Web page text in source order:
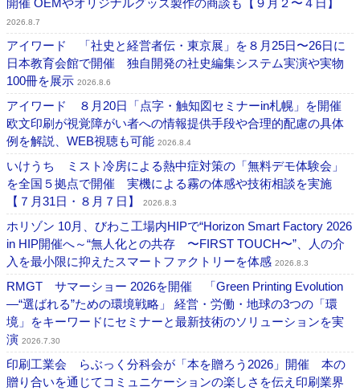
2026.8.7
アイワード 「社史と経営者伝・東京展」を８月25日〜26日に
日本教育会館で開催 独自開発の社史編集システム実演や実物
100冊を展示 2026.8.6
アイワード ８月20日「点字・触知図セミナーin札幌」を開催
欧文印刷が視覚障がい者への情報提供手段や合理的配慮の具体
例を解説、WEB視聴も可能 2026.8.4
いけうち ミスト冷房による熱中症対策の「無料デモ体験会」
を全国５拠点で開催 実機による霧の体感や技術相談を実施
【７月31日・８月７日】
2026.8.3
ホリゾン 10月、びわこ工場内HIPで“Horizon Smart Factory 2026
in HIP開催へ～“無人化との共存 〜FIRST TOUCH〜”、人の介
入を最小限に抑えたスマートファクトリーを体感 2026.8.3
RMGT サマーショー 2026を開催 「Green Printing Evolution
―“選ばれる”ための環境戦略」 経営・労働・地球の3つの「環
境」をキーワードにセミナーと最新技術のソリューションを実
演 2026.7.30
印刷工業会 らぶっく分科会が「本を贈ろう2026」開催 本の
贈り合いを通じてコミュニケーションの楽しさを伝え印刷業界